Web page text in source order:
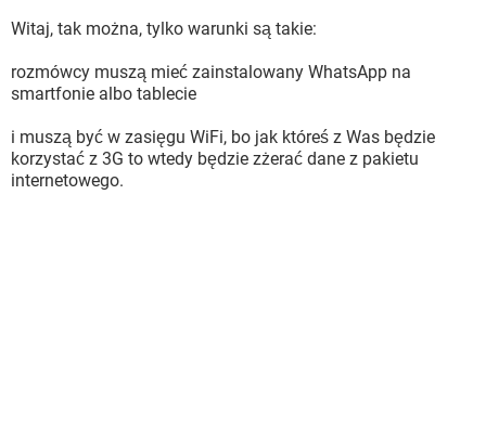
Witaj, tak można, tylko warunki są takie:
rozmówcy muszą mieć zainstalowany WhatsApp na
smartfonie albo tablecie
i muszą być w zasięgu WiFi, bo jak któreś z Was będzie
korzystać z 3G to wtedy będzie zżerać dane z pakietu
internetowego.